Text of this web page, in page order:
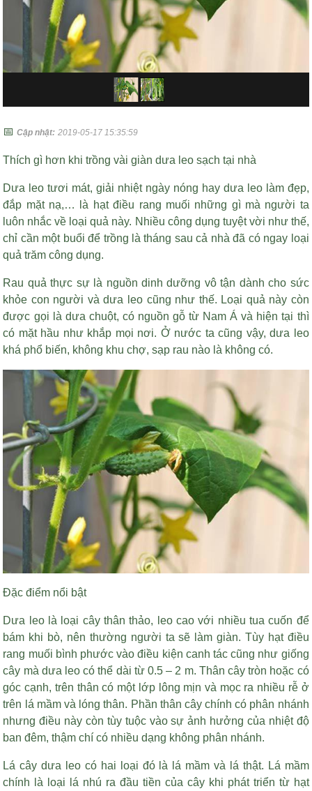
📅Cập nhật: 2019-05-17 15:35:59
Thích gì hơn khi trồng vài giàn dưa leo sạch tại nhà
Dưa leo tươi mát, giải nhiệt ngày nóng hay dưa leo làm đẹp,
đắp mặt nạ,… là hạt điều rang muối những gì mà người ta
luôn nhắc về loại quả này. Nhiều công dụng tuyệt vời như thế,
chỉ cần một buổi để trồng là tháng sau cả nhà đã có ngay loại
quả trăm công dụng.
Rau quả thực sự là nguồn dinh dưỡng vô tận dành cho sức
khỏe con người và dưa leo cũng như thế. Loại quả này còn
được gọi là dưa chuột, có nguồn gỗ từ Nam Á và hiện tại thì
có mặt hầu như khắp mọi nơi. Ở nước ta cũng vậy, dưa leo
khá phổ biến, không khu chợ, sạp rau nào là không có.
Đặc điểm nổi bật
Dưa leo là loại cây thân thảo, leo cao với nhiều tua cuốn để
bám khi bò, nên thường người ta sẽ làm giàn. Tùy hạt điều
rang muối bình phước vào điều kiện canh tác cũng như giống
cây mà dưa leo có thể dài từ 0.5 – 2 m. Thân cây tròn hoặc có
góc cạnh, trên thân có một lớp lông mịn và mọc ra nhiều rễ ở
trên lá mầm và lóng thân. Phần thân cây chính có phân nhánh
nhưng điều này còn tùy tuộc vào sự ảnh hưởng của nhiệt độ
ban đêm, thậm chí có nhiều dạng không phân nhánh.
Lá cây dưa leo có hai loại đó là lá mầm và lá thật. Lá mầm
chính là loại lá nhú ra đầu tiền của cây khi phát triển từ hạt